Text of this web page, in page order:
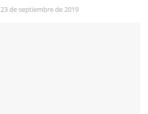
23 de septiembre de 2019